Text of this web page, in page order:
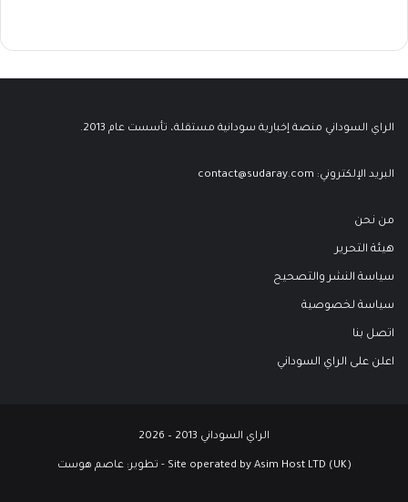
الراي السوداني منصة إخبارية سودانية مستقلة، تأسست عام 2013.
البريد الإلكتروني: contact@sudaray.com
من نحن
هيئة التحرير
سياسة النشر والتصحيح
سياسة لخصوصية
اتصل بنا
اعلن على الراي السوداني
الراي السوداني 2013 – 2026
Site operated by Asim Host LTD (UK) - تطوير: عاصم هوست